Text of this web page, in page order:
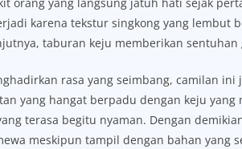
karena tekstur singkong yang lembut
taburan keju memberikan
rasa yang seimbang, camilan
yang hangat berpadu dengan keju
terasa begitu nyaman. Dengan
meskipun tampil dengan bahan yang